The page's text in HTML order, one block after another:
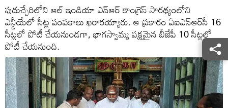
పుదుచ్చేరిలోని ఆల్ ఇండియా ఎన్‌ఆర్ కాంగ్రెస్ సారథ్యంలోని
ఎన్డీయేలో సీట్ల పంపకాలు ఖరారయ్యారు. ఆ ప్రకారం ఏఐఎన్ఆర్‌సీ 16
సీట్లలో పోటీ చేయనుండగా, భాగస్వామ్య పక్షమైన బీజేపీ 10 సీట్లలో
పోటీ చేయనుంది.